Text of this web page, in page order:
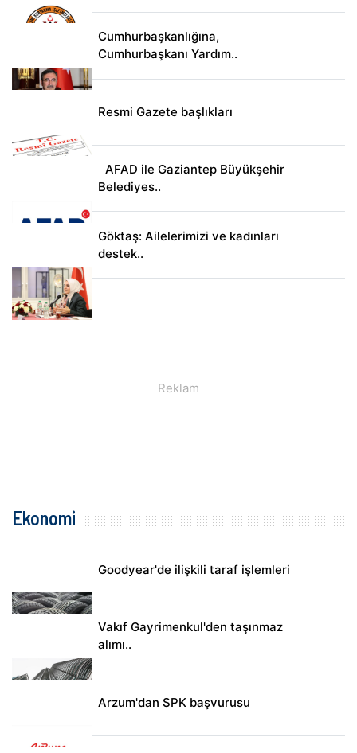
Cumhurbaşkanlığına,
Cumhurbaşkanı Yardım..
Resmi Gazete başlıkları
AFAD ile Gaziantep Büyükşehir
Belediyes..
Göktaş: Ailelerimizi ve kadınları
destek..
Ekonomi
Goodyear'de ilişkili taraf işlemleri
Vakıf Gayrimenkul'den taşınmaz
alımı..
Arzum'dan SPK başvurusu